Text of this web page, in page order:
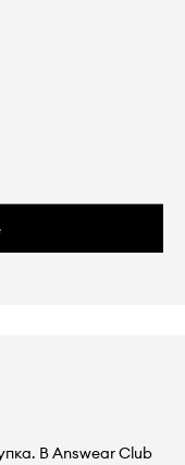
В Answear Club